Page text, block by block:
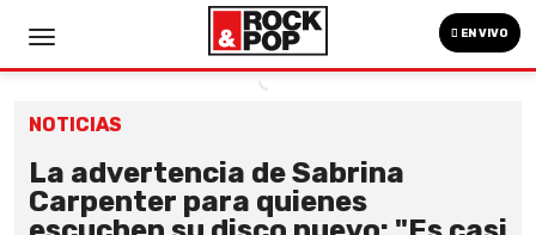
EN VIVO
NOTICIAS
La advertencia de Sabrina
Carpenter para quienes